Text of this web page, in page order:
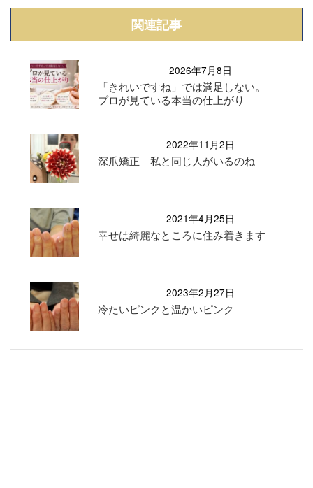
関連記事
2026年7月8日
「きれいですね」では満足しない。
プロが見ている本当の仕上がり
2022年11月2日
深爪矯正 私と同じ人がいるのね
2021年4月25日
幸せは綺麗なところに住み着きます
2023年2月27日
冷たいピンクと温かいピンク